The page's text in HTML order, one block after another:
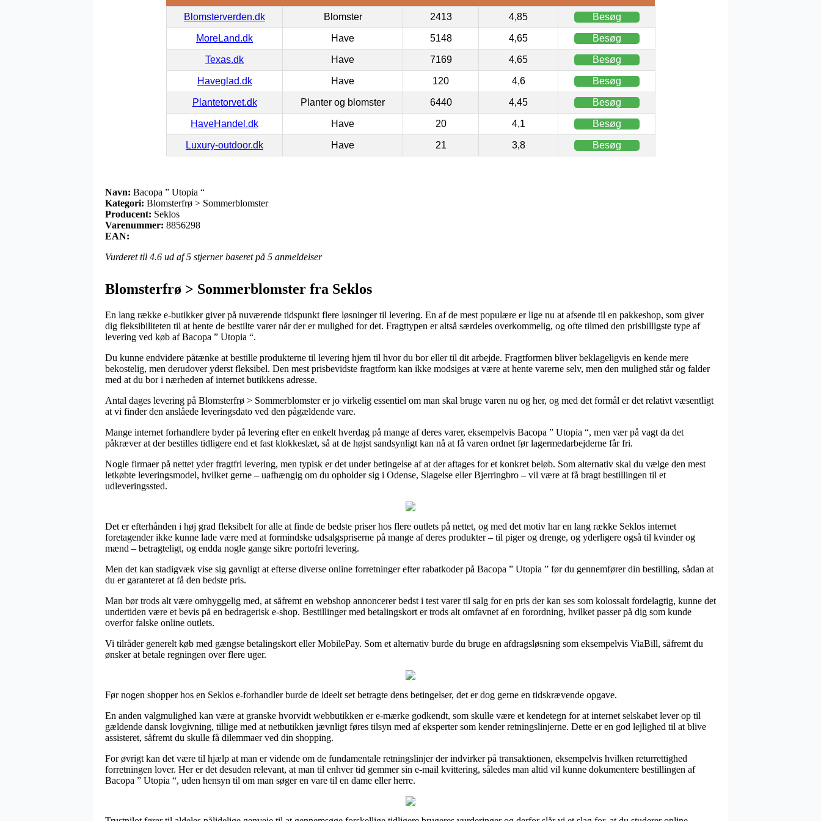
Blomsterverden.dk Blomster 2413 4,85 Besøg
MoreLand.dk Have 5148 4,65 Besøg
Texas.dk Have 7169 4,65 Besøg
Haveglad.dk Have 120 4,6 Besøg
Plantetorvet.dk Planter og blomster 6440 4,45 Besøg
HaveHandel.dk Have 20 4,1 Besøg
Luxury-outdoor.dk Have 21 3,8 Besøg
Navn: Bacopa ” Utopia “
Kategori: Blomsterfrø > Sommerblomster
Producent: Seklos
Varenummer: 8856298
EAN:
Vurderet til 4.6 ud af 5 stjerner baseret på 5 anmeldelser
Blomsterfrø > Sommerblomster fra Seklos
En lang række e-butikker giver på nuværende tidspunkt flere løsninger til levering. En af de mest populære er lige nu at afsende til en pakkeshop, som giver
dig fleksibiliteten til at hente de bestilte varer når der er mulighed for det. Fragttypen er altså særdeles overkommelig, og ofte tilmed den prisbilligste type af
levering ved køb af Bacopa ” Utopia “.
Du kunne endvidere påtænke at bestille produkterne til levering hjem til hvor du bor eller til dit arbejde. Fragtformen bliver beklageligvis en kende mere
bekostelig, men derudover yderst fleksibel. Den mest prisbevidste fragtform kan ikke modsiges at være at hente varerne selv, men den mulighed står og falder
med at du bor i nærheden af internet butikkens adresse.
Antal dages levering på Blomsterfrø > Sommerblomster er jo virkelig essentiel om man skal bruge varen nu og her, og med det formål er det relativt væsentligt
at vi finder den anslåede leveringsdato ved den pågældende vare.
Mange internet forhandlere byder på levering efter en enkelt hverdag på mange af deres varer, eksempelvis Bacopa ” Utopia “, men vær på vagt da det
påkræver at der bestilles tidligere end et fast klokkeslæt, så at de højst sandsynligt kan nå at få varen ordnet før lagermedarbejderne får fri.
Nogle firmaer på nettet yder fragtfri levering, men typisk er det under betingelse af at der aftages for et konkret beløb. Som alternativ skal du vælge den mest
letkøbte leveringsmodel, hvilket gerne – uafhængig om du opholder sig i Odense, Slagelse eller Bjerringbro – vil være at få bragt bestillingen til et
udleveringssted.
Det er efterhånden i høj grad fleksibelt for alle at finde de bedste priser hos flere outlets på nettet, og med det motiv har en lang række Seklos internet
foretagender ikke kunne lade være med at formindske udsalgspriserne på mange af deres produkter – til piger og drenge, og yderligere også til kvinder og
mænd – betragteligt, og endda nogle gange sikre portofri levering.
Men det kan stadigvæk vise sig gavnligt at efterse diverse online forretninger efter rabatkoder på Bacopa ” Utopia ” før du gennemfører din bestilling, sådan at
du er garanteret at få den bedste pris.
Man bør trods alt være omhyggelig med, at såfremt en webshop annoncerer bedst i test varer til salg for en pris der kan ses som kolossalt fordelagtig, kunne det
undertiden være et bevis på en bedragerisk e-shop. Bestillinger med betalingskort er trods alt omfavnet af en forordning, hvilket passer på dig som kunde
overfor falske online outlets.
Vi tilråder generelt køb med gængse betalingskort eller MobilePay. Som et alternativ burde du bruge en afdragsløsning som eksempelvis ViaBill, såfremt du
ønsker at betale regningen over flere uger.
Før nogen shopper hos en Seklos e-forhandler burde de ideelt set betragte dens betingelser, det er dog gerne en tidskrævende opgave.
En anden valgmulighed kan være at granske hvorvidt webbutikken er e-mærke godkendt, som skulle være et kendetegn for at internet selskabet lever op til
gældende dansk lovgivning, tillige med at netbutikken jævnligt føres tilsyn med af eksperter som kender retningslinjerne. Dette er en god lejlighed til at blive
assisteret, såfremt du skulle få dilemmaer ved din shopping.
For øvrigt kan det være til hjælp at man er vidende om de fundamentale retningslinjer der indvirker på transaktionen, eksempelvis hvilken returrettighed
forretningen lover. Her er det desuden relevant, at man til enhver tid gemmer sin e-mail kvittering, således man altid vil kunne dokumentere bestillingen af
Bacopa ” Utopia “, uden hensyn til om man søger en vare til en dame eller herre.